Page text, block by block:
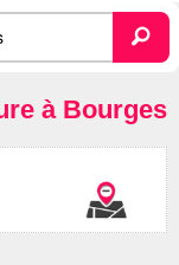
à Bourges